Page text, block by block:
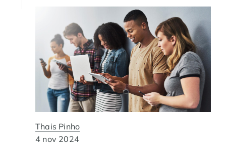
Digitalização
Software para BPM
Automação de Processos
Educação Corporativa
Gerenciamento de NF-e
Agronegócio
Hospitais e Clínicas
Instituições de Ensino
Departamento Pessoal
Sobre Nós
Cases de Sucesso
Nossas Unidades
Blog
O QUE NOS DIFERENCIA? DESCUBRA
Thais Pinho
4 nov 2024